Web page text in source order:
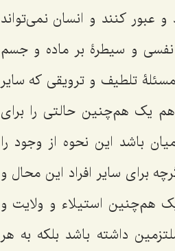
عبور کنند و انسان نمی‌تواند
نفسی و سیطرۀ بر ماده و جسم
تلطیف و ترویقی که سایر
هم یک هم‌چنین حالتی را برای
باشد این نحوه از وجود را
برای سایر افراد این محال و
هم‌چنین استیلاء و ولایت و
داشته باشد بلکه به هر